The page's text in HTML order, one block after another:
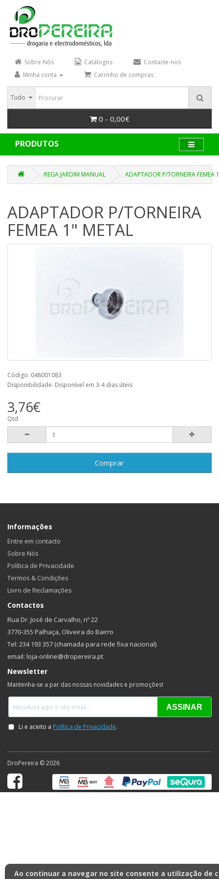
Sobre Nós Catálogos
Contacte-nos
Minha conta
Carrinho de compras
Tudo
0 - 0,00€
PRODUTOS
REGA JARDIM MANUAL ADAPTADOR P/TORNEIRA FEMEA
Ao continuar a navegar no site consente a utilização de
ADAPTADOR P/TORNEIRA
FEMEA 1" METAL
Código: 048001083
Disponibilidade: Disponível em 3-4 dias úteis
3,76€
Qtd
Comprar
Informações
Entre em contacto
Sobre Nós
Política de Privacidade
Termos & Condições
Livro de Reclamações
Contactos
Rua Dr. José de Carvalho, nº 22
3770-355 Palhaça, Oliveira do Bairro
Tel: 234 193 357 (chamada para rede fixa nacional)
email: loja-online@dropereira.pt
Newsletter
Mantenha-se a par das nossas novidades e promoções!
DroPereira © 2026